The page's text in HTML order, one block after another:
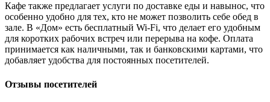
Кафе также предлагает услуги по доставке еды и навынос, что
особенно удобно для тех, кто не может позволить себе обед в
зале. В «Дом» есть бесплатный Wi-Fi, что делает его удобным
для коротких рабочих встреч или перерыва на кофе. Оплата
принимается как наличными, так и банковскими картами, что
добавляет удобства для постоянных посетителей​.
Отзывы посетителей